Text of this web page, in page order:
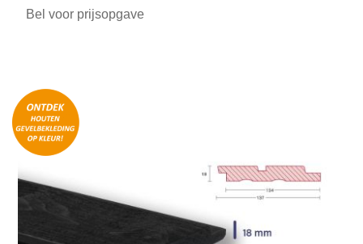
Bel voor prijsopgave